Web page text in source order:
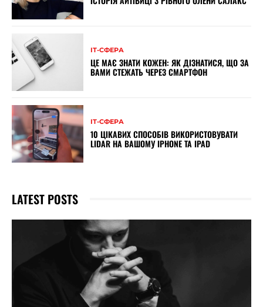
ІТ-СФЕРА
ЦЕ МАЄ ЗНАТИ КОЖЕН: ЯК ДІЗНАТИСЯ, ЩО ЗА
ВАМИ СТЕЖАТЬ ЧЕРЕЗ СМАРТФОН
ІТ-СФЕРА
10 ЦІКАВИХ СПОСОБІВ ВИКОРИСТОВУВАТИ
LIDAR НА ВАШОМУ IPHONE ТА IPAD
LATEST POSTS